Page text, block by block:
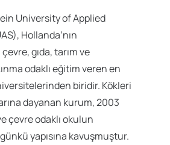
University of Applied
Hollanda’nın
gıda, tarım ve
odaklı eğitim veren en
biridir. Kökleri
dayanan kurum, 2003
çevre odaklı okulun
yapısına kavuşmuştur.